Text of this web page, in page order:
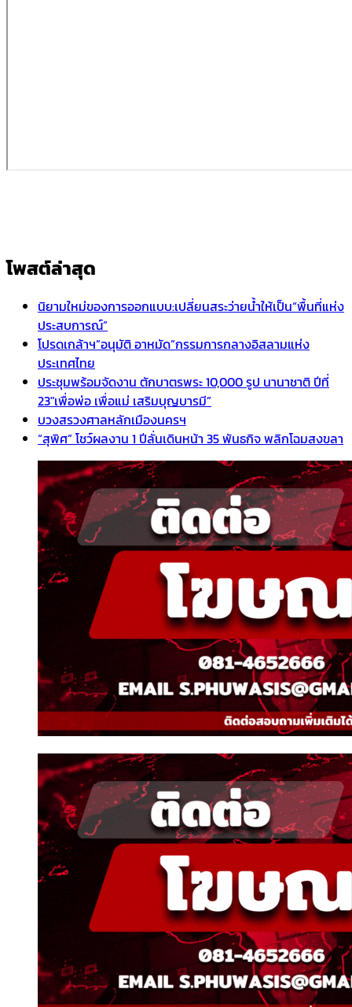
โพสต์ล่าสุด
นิยามใหม่ของการออกแบบ:เปลี่ยนสระว่ายน้ำให้เป็น“พื้นที่แห่ง
ประสบการณ์”
โปรดเกล้าฯ”อนุมัติ อาหมัด”กรรมการกลางอิสลามแห่ง
ประเทศไทย
ประชุมพร้อมจัดงาน ตักบาตรพระ 10,000 รูป นานาชาติ ปีที่
23″เพื่อพ่อ เพื่อแม่ เสริมบุญบารมี”
บวงสรวงศาลหลักเมืองนครฯ
“สุพิศ” โชว์ผลงาน 1 ปีลั่นเดินหน้า 35 พันธกิจ พลิกโฉมสงขลา